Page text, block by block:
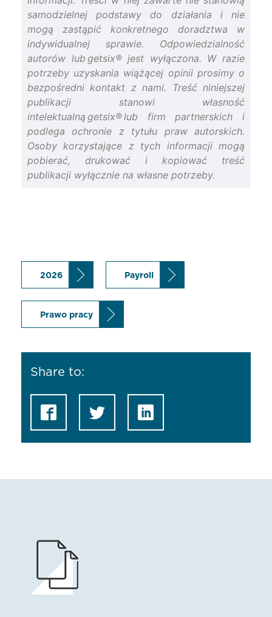
samodzielnej podstawy do działania i nie
mogą zastąpić konkretnego doradztwa w
indywidualnej sprawie. Odpowiedzialność
autorów lub getsix® jest wyłączona. W razie
potrzeby uzyskania wiążącej opinii prosimy o
bezpośredni kontakt z nami. Treść niniejszej
publikacji stanowi własność
intelektualną getsix® lub firm partnerskich i
podlega ochronie z tytułu praw autorskich.
Osoby korzystające z tych informacji mogą
pobierać, drukować i kopiować treść
publikacji wyłącznie na własne potrzeby.
2026 Payroll
Prawo pracy
Share to: